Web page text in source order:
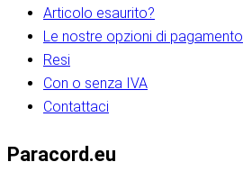
Articolo esaurito?
Le nostre opzioni di pagamento
Resi
Con o senza IVA
Contattaci
Paracord.eu